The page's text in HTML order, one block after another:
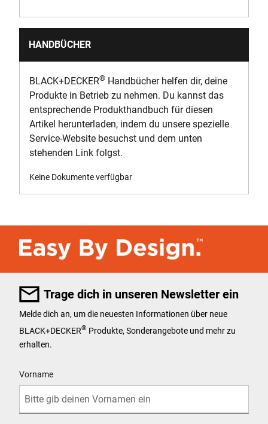
HANDBÜCHER
BLACK+DECKER® Handbücher helfen dir, deine
Produkte in Betrieb zu nehmen. Du kannst das
entsprechende Produkthandbuch für diesen
Artikel herunterladen, indem du unsere spezielle
Service-Website besuchst und dem unten
stehenden Link folgst.
Keine Dokumente verfügbar
Trage dich in unseren Newsletter ein
Melde dich an, um die neuesten Informationen über neue
BLACK+DECKER® Produkte, Sonderangebote und mehr zu
erhalten.
Vorname